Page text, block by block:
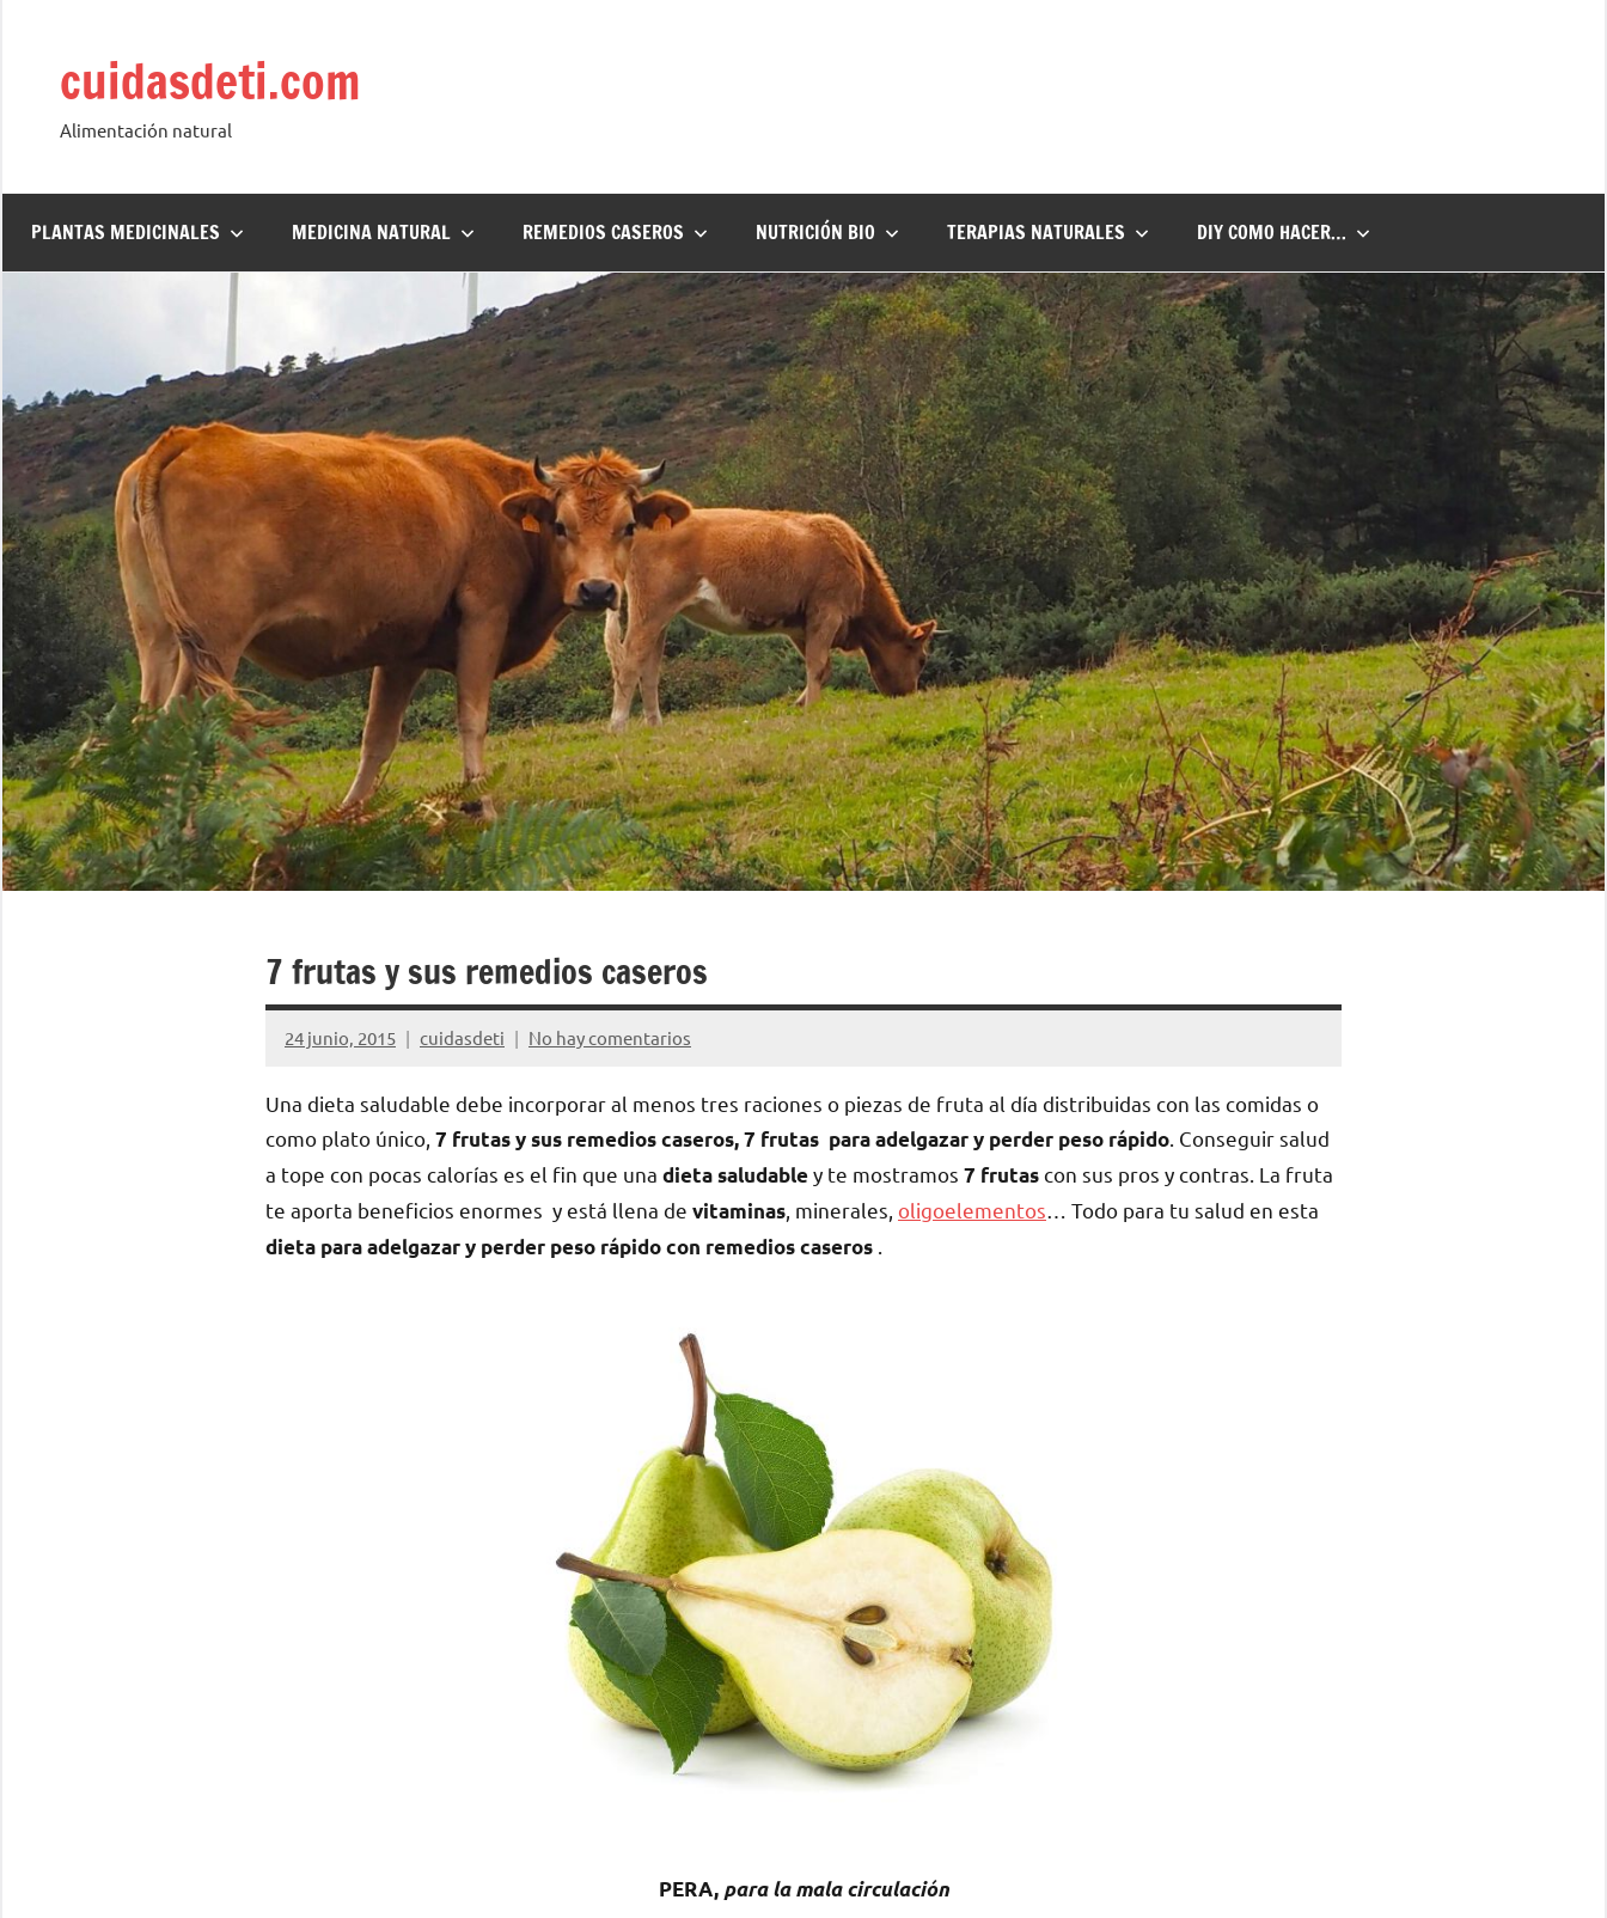
contenidocuidasdeti.com
Alimentación natural
PLANTAS MEDICINALES MEDICINA NATURAL REMEDIOS CASEROS NUTRICIÓN BIO TERAPIAS NATURALES DIY COMO HACER…
7 frutas y sus remedios caseros
24 junio, 2015 cuidasdeti No hay comentarios
Una dieta saludable debe incorporar al menos tres raciones o piezas de fruta al día distribuidas con las comidas o
como plato único, 7 frutas y sus remedios caseros, 7 frutas para adelgazar y perder peso rápido. Conseguir salud
a tope con pocas calorías es el fin que una dieta saludabley te mostramos 7 frutascon sus pros y contras. La fruta
te aporta beneficios enormes y está llena de vitaminas, minerales, oligoelementos… Todo para tu salud en esta
dieta para adelgazar y perder peso rápido con remedios caseros .
PERA, para la mala circulación